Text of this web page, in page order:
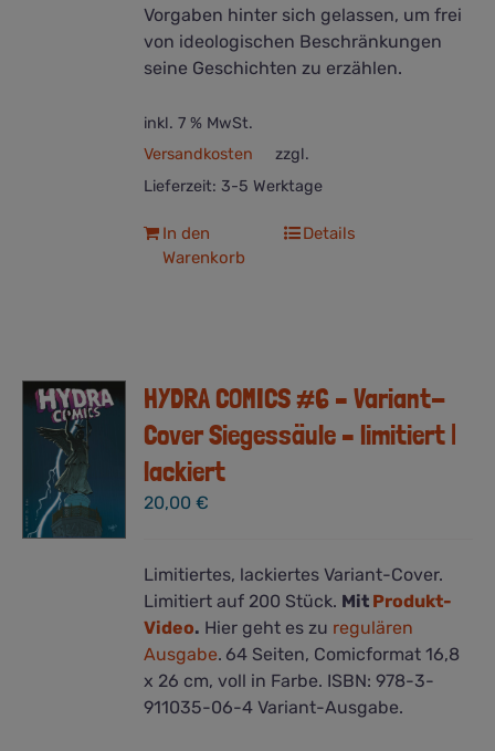
Vorgaben hinter sich gelassen, um frei
von ideologischen Beschränkungen
seine Geschichten zu erzählen.
inkl. 7 % MwSt.
zzgl.
Versandkosten
Lieferzeit: 3-5 Werktage
In den
Warenkorb
Details
HYDRA COMICS #6 – Variant-
Cover Siegessäule – limitiert |
lackiert
20,00€
Limitiertes, lackiertes Variant-Cover.
Limitiert auf 200 Stück. Mit Produkt-
Video. Hier geht es zu regulären
Ausgabe. 64 Seiten, Comicformat 16,8
x 26 cm, voll in Farbe. ISBN: 978-3-
911035-06-4 Variant-Ausgabe.